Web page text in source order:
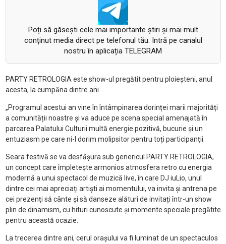
Poți să găsești cele mai importante știri și mai mult
conținut media direct pe telefonul tău. Intră pe canalul
nostru în aplicația TELEGRAM
PARTY RETROLOGIA este show-ul pregătit pentru ploieșteni, anul
acesta, la cumpăna dintre ani.
„Programul acestui an vine în întâmpinarea dorinței marii majorități
a comunității noastre și va aduce pe scena special amenajată în
parcarea Palatului Culturii multă energie pozitivă, bucurie și un
entuziasm pe care ni-l dorim molipsitor pentru toți participanții.
Seara festivă se va desfășura sub genericul PARTY RETROLOGIA,
un concept care împletește armonios atmosfera retro cu energia
modernă a unui spectacol de muzică live, în care DJ iuLio, unul
dintre cei mai apreciați artiști ai momentului, va invita și antrena pe
cei prezenți să cânte și să danseze alături de invitați într-un show
plin de dinamism, cu hituri cunoscute și momente speciale pregătite
pentru această ocazie.
La trecerea dintre ani, cerul orașului va fi luminat de un spectaculos